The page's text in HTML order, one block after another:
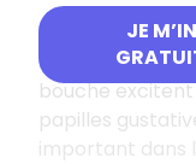
JE
Le goût est le
saveurs, les
bouche
papilles
important dans